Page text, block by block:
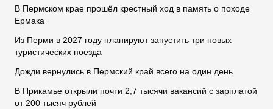
В Пермском крае прошёл крестный ход в память о походе
Ермака
Из Перми в 2027 году планируют запустить три новых
туристических поезда
Дожди вернулись в Пермский край всего на один день
В Прикамье открыли почти 2,7 тысячи вакансий с зарплатой
от 200 тысяч рублей